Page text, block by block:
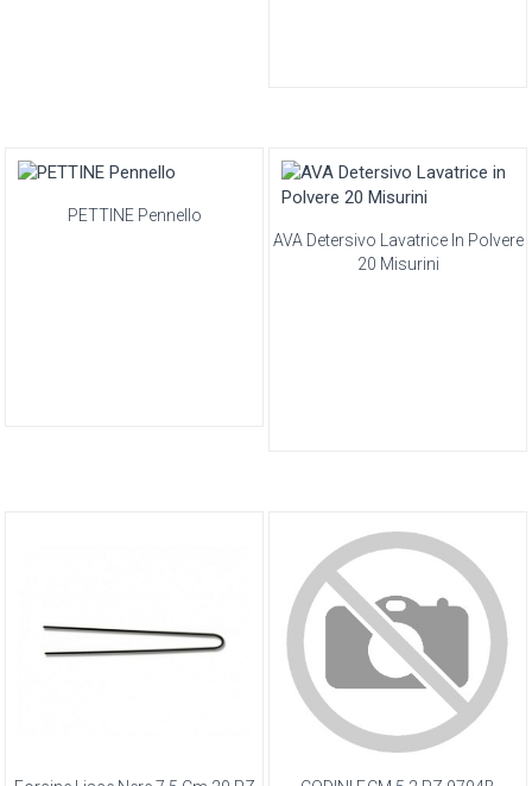
PETTINE Pennello
AVA Detersivo Lavatrice In Polvere
20 Misurini